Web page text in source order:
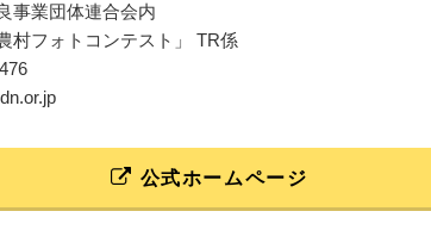
事業団体連合会内
村フォトコンテスト」 TR係
公式ホームページ